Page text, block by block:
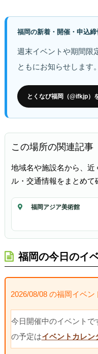
福岡の新着・開催・申込
週末イベントや期間限
ともにお知らせします。
とくなび福岡（@ifkjp）
この場所の関連記事
地域名や施設名から、
ル・交通情報をまとめて
福岡アジア美術館
福岡の今日のイ
2026/08/08 の福岡イベン
今日開催中のイベントで
の予定はイベントカレン